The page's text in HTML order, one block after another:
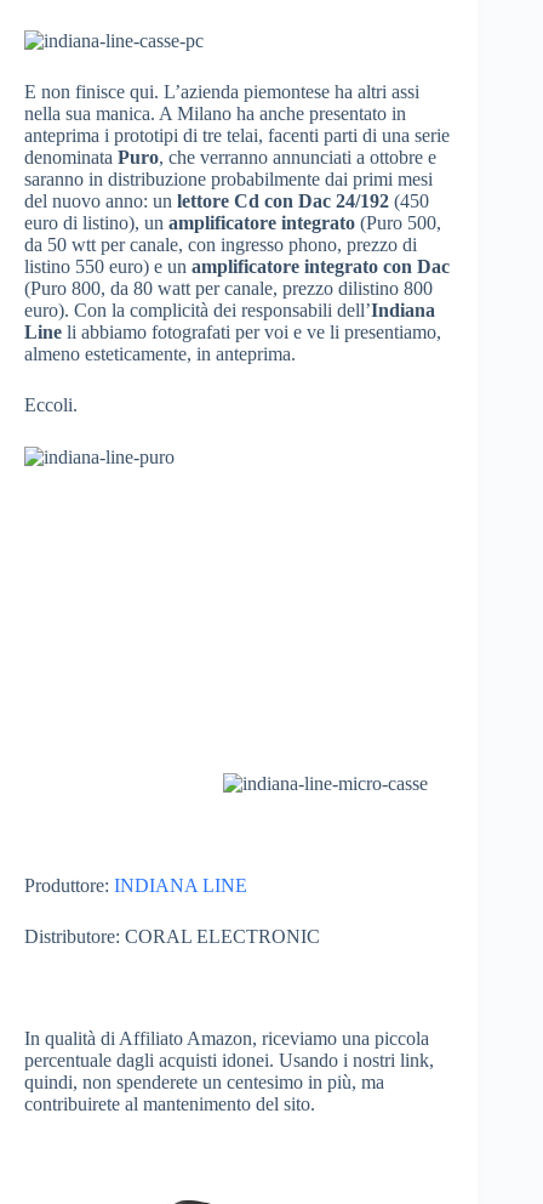
E non finisce qui. L’azienda piemontese ha altri assi
nella sua manica. A Milano ha anche presentato in
anteprima i prototipi di tre telai, facenti parti di una serie
denominata Puro, che verranno annunciati a ottobre e
saranno in distribuzione probabilmente dai primi mesi
del nuovo anno: un lettore Cd con Dac 24/192 (450
euro di listino), un amplificatore integrato (Puro 500,
da 50 wtt per canale, con ingresso phono, prezzo di
listino 550 euro) e un amplificatore integrato con Dac
(Puro 800, da 80 watt per canale, prezzo dilistino 800
euro). Con la complicità dei responsabili dell’Indiana
Line li abbiamo fotografati per voi e ve li presentiamo,
almeno esteticamente, in anteprima.
Eccoli.
Produttore: INDIANA LINE
Distributore: CORAL ELECTRONIC
In qualità di Affiliato Amazon, riceviamo una piccola
percentuale dagli acquisti idonei. Usando i nostri link,
quindi, non spenderete un centesimo in più, ma
contribuirete al mantenimento del sito.